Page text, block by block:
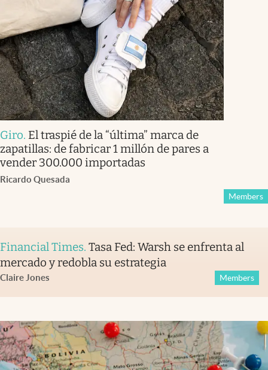
Giro. El traspié de la “última” marca de
zapatillas: de fabricar 1 millón de pares a
vender 300.000 importadas
Ricardo Quesada
Members
Financial Times. Tasa Fed: Warsh se enfrenta al
mercado y redobla su estrategia
Claire Jones Members